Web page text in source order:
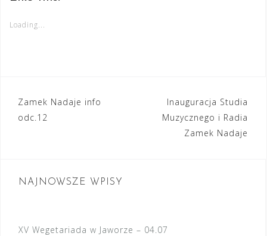
Loading...
Nawigacja
wpisu
Zamek Nadaje info
odc.12
Inauguracja Studia
Muzycznego i Radia
Zamek Nadaje
NAJNOWSZE WPISY
XV Wegetariada w Jaworze – 04.07